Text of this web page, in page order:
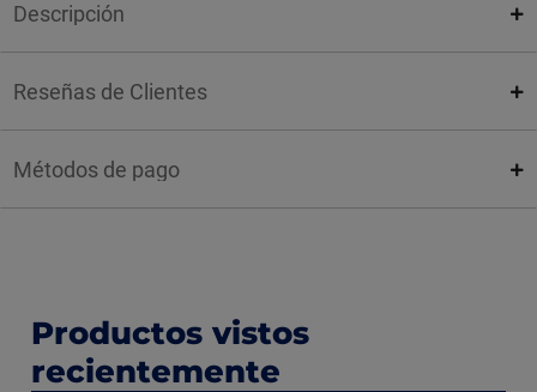
Descripción
Reseñas de Clientes
Métodos de pago
Productos vistos
recientemente